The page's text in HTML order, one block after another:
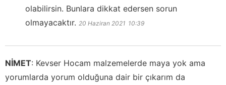
olabilirsin. Bunlara dikkat edersen sorun
olmayacaktır. 20 Haziran 2021 10:39
NİMET: Kevser Hocam malzemelerde maya yok ama
yorumlarda yorum olduğuna dair bir çıkarım da